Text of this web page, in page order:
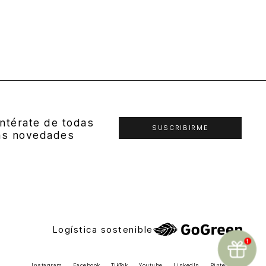
de todas
novedades
SUSCRIBIRME
Logística sostenible